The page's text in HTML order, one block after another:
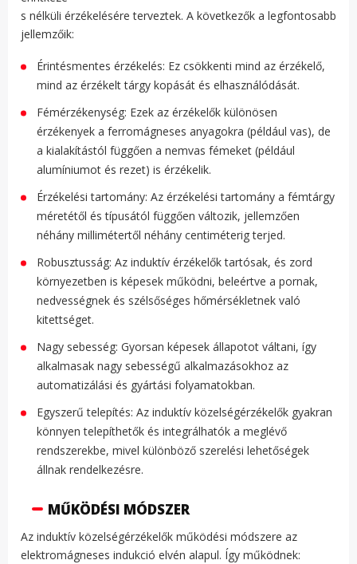
s nélküli érzékelésére terveztek. A következők a legfontosabb
jellemzőik:
Érintésmentes érzékelés: Ez csökkenti mind az érzékelő,
mind az érzékelt tárgy kopását és elhasználódását.
Fémérzékenység: Ezek az érzékelők különösen
érzékenyek a ferromágneses anyagokra (például vas), de
a kialakítástól függően a nemvas fémeket (például
alumíniumot és rezet) is érzékelik.
Érzékelési tartomány: Az érzékelési tartomány a fémtárgy
méretétől és típusától függően változik, jellemzően
néhány millimétertől néhány centiméterig terjed.
Robusztusság: Az induktív érzékelők tartósak, és zord
környezetben is képesek működni, beleértve a pornak,
nedvességnek és szélsőséges hőmérsékletnek való
kitettséget.
Nagy sebesség: Gyorsan képesek állapotot váltani, így
alkalmasak nagy sebességű alkalmazásokhoz az
automatizálási és gyártási folyamatokban.
Egyszerű telepítés: Az induktív közelségérzékelők gyakran
könnyen telepíthetők és integrálhatók a meglévő
rendszerekbe, mivel különböző szerelési lehetőségek
állnak rendelkezésre.
MŰKÖDÉSI MÓDSZER
Az induktív közelségérzékelők működési módszere az
elektromágneses indukció elvén alapul. Így működnek: